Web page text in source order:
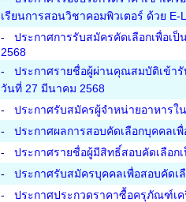
เรียนการสอนวิชาคอมพิวเตอร์ ด้วย
-
ประกาศการรับสมัครคัดเลือกเพื่อเ
2568
-
ประกาศรายชื่อผู้ผ่านคุณสมบัติเข้ารั
วันที่ 27 มีนาคม 2568
-
ประกาศรับสมัครผู้จำหน่ายอาหารใ
-
ประกาศผลการสอบคัดเลือกบุคคลเ
-
ประกาศรายชื่อผู้มีสิทธิ์สอบคัดเลือก
-
ประกาศรับสมัครบุคคลเพื่อสอบคัดเ
-
ประกาศประกวดราคาซื้อครุภัณฑ์เค